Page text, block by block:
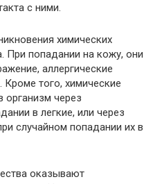
с ними.
химических
При попадании на кожу, они
аллергические
того, химические
организм через
в легкие, или через
случайном попадании их в
оказывают